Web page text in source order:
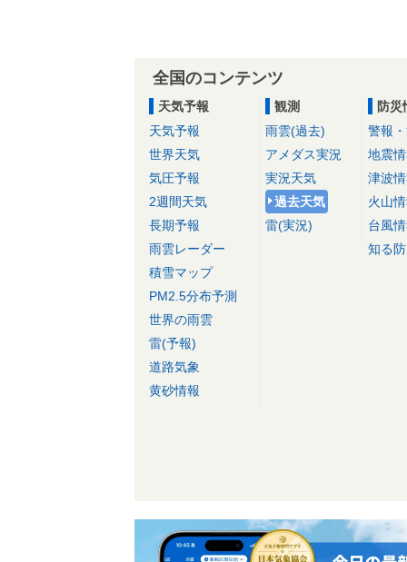
全国のコンテンツ
天気予報
天気予報
世界天気
気圧予報
2週間天気
長期予報
雨雲レーダー
積雪マップ
PM2.5分布予測
世界の雨雲
雷(予報)
道路気象
黄砂情報
観測
雨雲(過去)
アメダス実況
実況天気
過去天気
雷(実況)
防災
警報
地震
津波
火山
台風
知る